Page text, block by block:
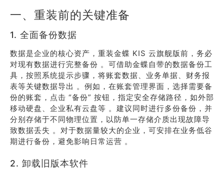
一、重装前的关键准备
1. 全面备份数据
数据是企业的核心资产，重装金蝶 KIS 云旗舰版前，务必
对现有数据进行完整备份 。可借助金蝶自带的数据备份工
具，按照系统提示步骤，将账套数据、业务单据、财务报
表等关键数据导出 。例如，在账套管理界面，选择需要备
份的账套，点击 “备份” 按钮，指定安全存储路径，如外部
移动硬盘、企业私有云盘等 。建议同时进行多份备份，并
分别存储于不同物理位置，以防单一存储介质出现故障导
致数据丢失 。对于数据量较大的企业，可安排在业务低谷
期进行备份，避免影响日常运营 。
2. 卸载旧版本软件